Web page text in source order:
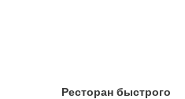
Ресторан быстрого